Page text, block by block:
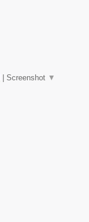
| Screenshot ▼